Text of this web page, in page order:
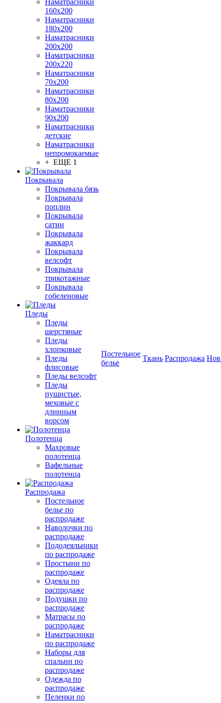
Наматрасники
160х200
Наматрасники
180х200
Наматрасники
200х200
Наматрасники
200х220
Наматрасники
70х200
Наматрасники
80х200
Наматрасники
90х200
Наматрасники
детские
Наматрасники
непромокаемые
+ ЕЩЕ 1
Покрывала
Покрывала бязь
Покрывала
поплин
Покрывала
сатин
Покрывала
жаккард
Покрывала
велсофт
Покрывала
трикотажные
Покрывала
гобеленовые
Пледы
Пледы
шерстяные
Пледы
хлопковые
Пледы
флисовые
Пледы велсофт
Пледы
пушистые,
меховые с
длинным
ворсом
Полотенца
Махровые
полотенца
Вафельные
полотенца
Распродажа
Постельное
белье по
распродаже
Наволочки по
распродаже
Пододеяльники
по распродаже
Простыни по
распродаже
Одеяла по
распродаже
Подушки по
распродаже
Матрасы по
распродаже
Наматрасники
по распродаже
Наборы для
спальни по
распродаже
Одежда по
распродаже
Пеленки по
Постельное
белье
Ткань Распродажа